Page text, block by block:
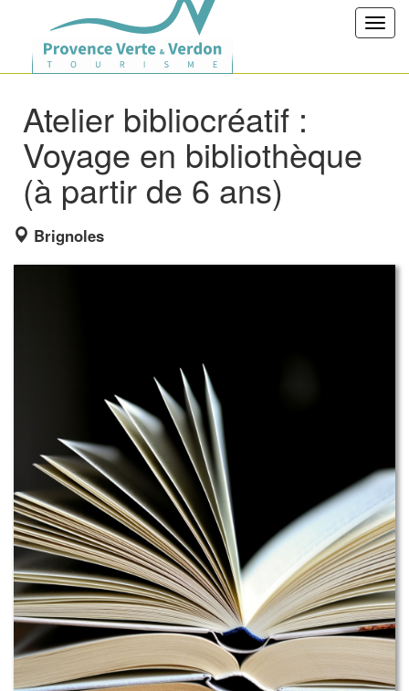
Atelier bibliocréatif :
Voyage en bibliothèque
(à partir de 6 ans)
Brignoles